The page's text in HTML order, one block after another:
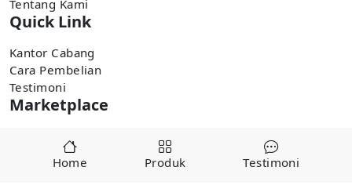
Home Produk Testimoni
Tentang Kami
Quick Link
Kantor Cabang
Cara Pembelian
Testimoni
Marketplace
Pembelian tersedia di marketplace,
Tokopedia